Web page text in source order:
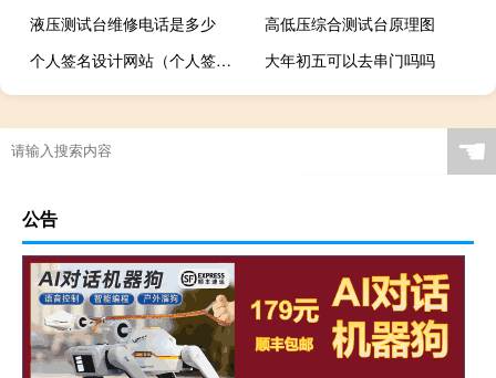
液压测试台维修电话是多少
高低压综合测试台原理图
个人签名设计网站（个人签名设计）
大年初五可以去串门吗吗
☚
公告